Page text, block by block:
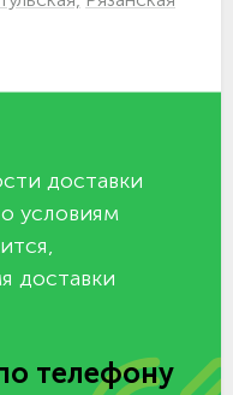
доставки
условиям
доставки
телефону